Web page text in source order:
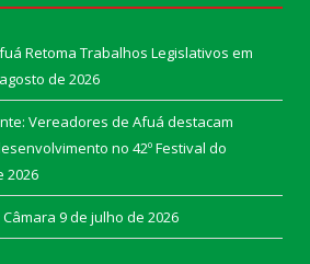
Retoma Trabalhos Legislativos em
de 2026
Vereadores de Afuá destacam
no 42º Festival do
2026
9 de julho de 2026